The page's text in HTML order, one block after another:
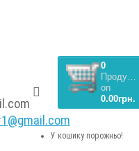
0
Продукти,
on
0.00грн.
У кошику порожньо!